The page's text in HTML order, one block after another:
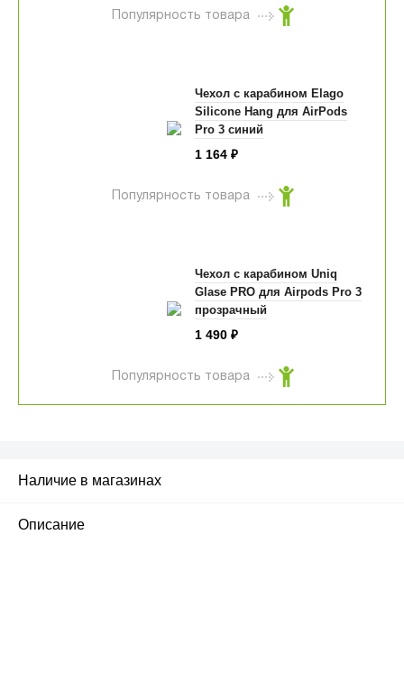
Популярность товара
Чехол с карабином Elago
Silicone Hang для AirPods
Pro 3 синий
1 164 ₽
Популярность товара
Чехол с карабином Uniq
Glase PRO для Airpods Pro 3
прозрачный
1 490 ₽
Популярность товара
Наличие в магазинах
Описание